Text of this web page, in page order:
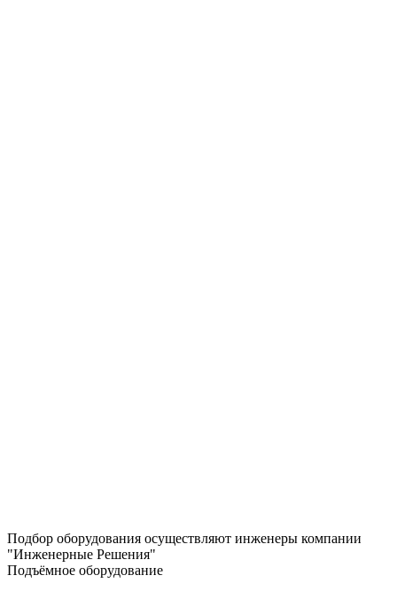
Подбор оборудования осуществляют инженеры компании
"Инженерные Решения"
Подъёмное оборудование